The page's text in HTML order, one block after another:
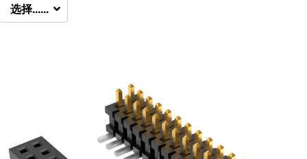
选择......